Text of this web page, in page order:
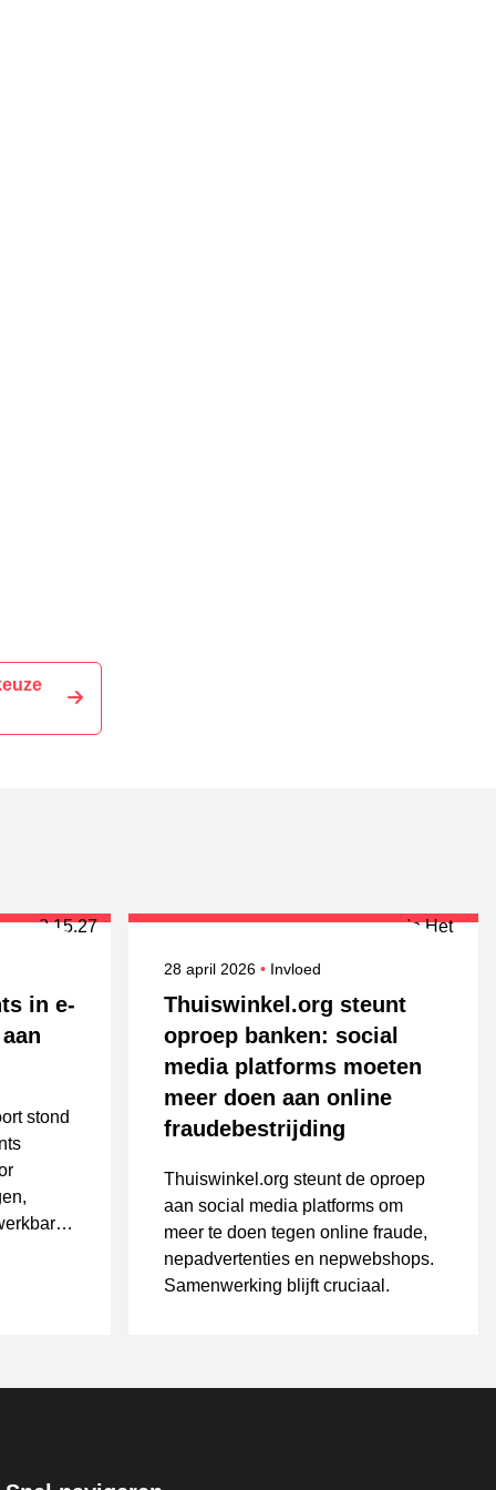
in e-
stond
Thuiswinkel.org steunt
oproep banken: social
media platforms moeten
meer doen aan online
fraudebestrijding
Gepubliceerd op
28 april 2026 Onderwerpen
Invloed
Thuiswinkel.org steunt de oproep
aan social media platforms om
meer te doen tegen online fraude,
nepadvertenties en nepwebshops.
Samenwerking blijft cruciaal.